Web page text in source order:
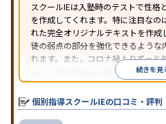
スクールIEは入塾時のテストで性格
を作成してくれます。特に注目なの
れた完全オリジナルテキストを作成
徒の弱点の部分を強化できるような
れます。また、コロナ禍よりずっと
し、ノウハウもしっかりとしていま
な個別指導塾です。
続きを見
個別指導スクールIEの口コミ・評判